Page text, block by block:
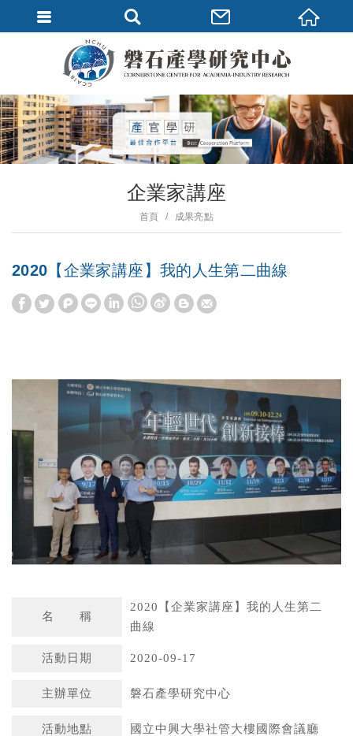
企業家講座
首頁 成果亮點
2020【企業家講座】我的人生第二曲線
a
t
s
p
p
n
W
e
i
b
o
名 稱
2020【企業家講座】我的人生第二
曲線
活動日期 2020-09-17
主辦單位 磐石產學研究中心
活動地點 國立中興大學社管大樓國際會議廳